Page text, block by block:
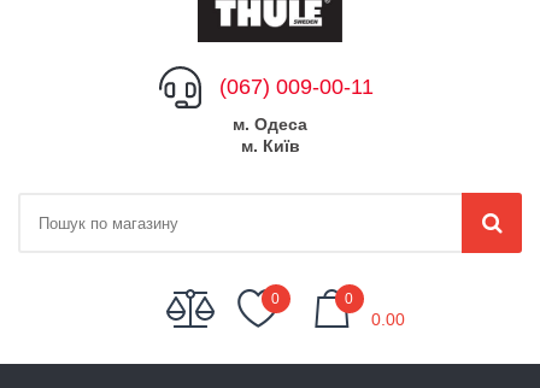
(067) 009-00-11
м. Одеса
м. Київ
0 0
0.00